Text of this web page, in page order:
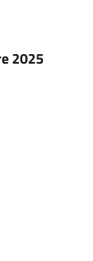
2025